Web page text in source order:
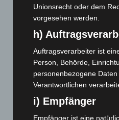
Brand im „Haus der
eingedämmt
Region Hannover: 21 neue
Roten Kreuz
Mann läuft mit
Zeugen
Unionsrecht oder dem
vorgesehen werden.
h)
Auftragsverarbeiter ist
Person, Behörde,
personenbezogene
Verantwortlichen
i) Empfänger
Empfänger ist eine